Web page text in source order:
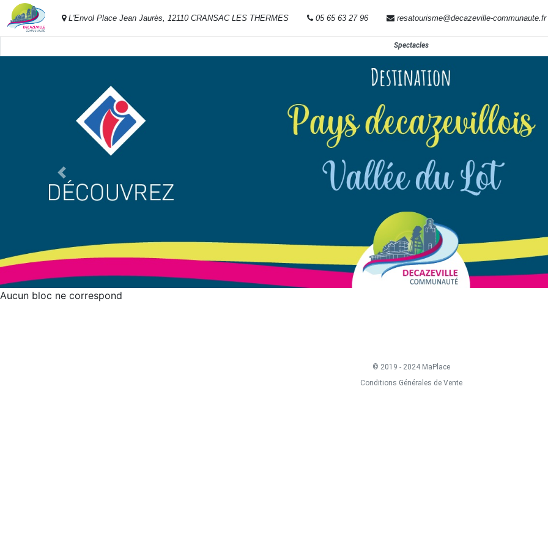
L'Envol Place Jean Jaurès, 12110 CRANSAC LES THERMES 05 65 63 27 96 resatourisme@decazeville-communaute.fr
Spectacles
Aucun bloc ne correspond
© 2019 - 2024 MaPlace
Conditions Générales de Vente